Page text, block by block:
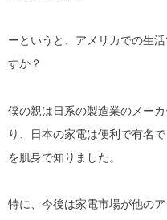
ーというと、アメリカでの生
すか？
僕の親は日系の製造業のメーカ
り、日本の家電は便利で有名
を肌身で知りました。
特に、今後は家電市場が他の